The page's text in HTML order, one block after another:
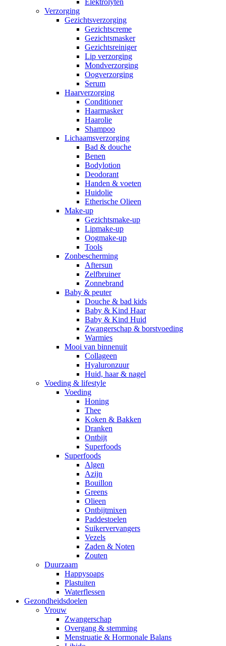
Elektrolyten
Verzorging
Gezichtsverzorging
Gezichtscreme
Gezichtsmasker
Gezichtsreiniger
Lip verzorging
Mondverzorging
Oogverzorging
Serum
Haarverzorging
Conditioner
Haarmasker
Haarolie
Shampoo
Lichaamsverzorging
Bad & douche
Benen
Bodylotion
Deodorant
Handen & voeten
Huidolie
Etherische Olieen
Make-up
Gezichtsmake-up
Lipmake-up
Oogmake-up
Tools
Zonbescherming
Aftersun
Zelfbruiner
Zonnebrand
Baby & peuter
Douche & bad kids
Baby & Kind Haar
Baby & Kind Huid
Zwangerschap & borstvoeding
Warmies
Mooi van binnenuit
Collageen
Hyaluronzuur
Huid, haar & nagel
Voeding & lifestyle
Voeding
Honing
Thee
Koken & Bakken
Dranken
Ontbijt
Superfoods
Superfoods
Algen
Azijn
Bouillon
Greens
Olieen
Ontbijtmixen
Paddestoelen
Suikervervangers
Vezels
Zaden & Noten
Zouten
Duurzaam
Happysoaps
Plastuiten
Waterflessen
Gezondheidsdoelen
Vrouw
Zwangerschap
Overgang & stemming
Menstruatie & Hormonale Balans